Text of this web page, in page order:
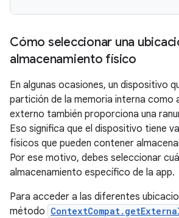
Cómo seleccionar una
almacenamiento físico
En algunas ocasiones, un dispositivo
partición de la memoria interna como
externo también proporciona una
Eso significa que el dispositivo tiene
físicos que pueden contener
Por ese motivo, debes seleccionar
almacenamiento específico de la app.
Para acceder a las diferentes
método